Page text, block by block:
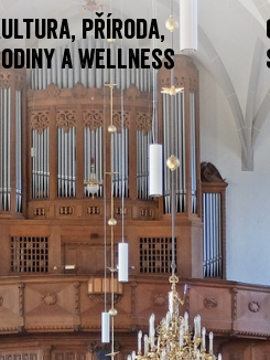
příroda,
a wellness